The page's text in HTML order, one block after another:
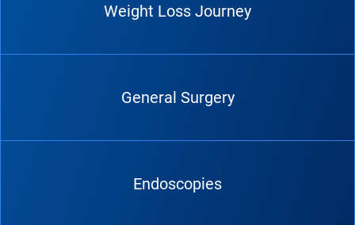
Weight Loss Journey
General Surgery
Endoscopies